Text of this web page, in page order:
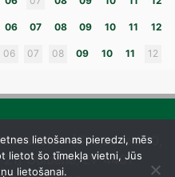
06 07 08 09 10 11 12
06 07 08 09 10 11 12
– [Skolas iela 10,
Gulbene, LV-4401
lietošanas pieredzi, mēs
lietot šo tīmekļa vietni, Jūs
lietošanai.